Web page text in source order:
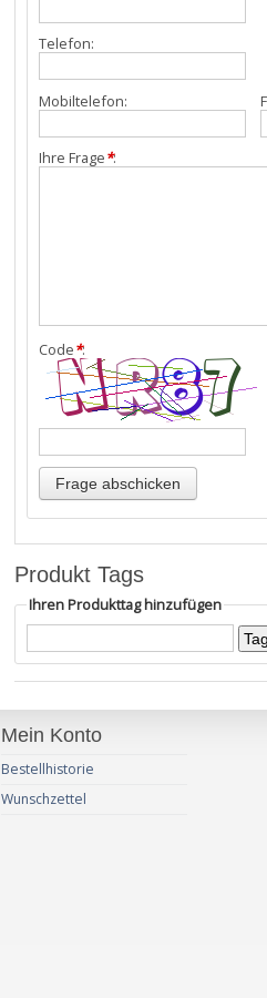
Telefon:
Mobiltelefon:
Ihre Frage*:
Code*:
Produkt Tags
Ihren Produkttag hinzufügen
Mein Konto
Bestellhistorie
Wunschzettel